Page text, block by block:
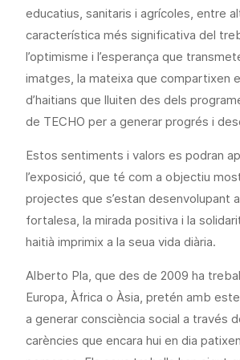
educatius, sanitaris i agrícoles, entre
característica més significativa del
l’optimisme i l’esperança que
imatges, la mateixa que compartixen
d’haitians que lluiten des dels
de TECHO per a generar progrés i
Estos sentiments i valors es podran
l’exposició, que té com a objectiu
projectes que s’estan desenvolupant
fortalesa, la mirada positiva i la
haitià imprimix a la seua vida diària.
Alberto Pla, que des de 2009 ha
Europa, Àfrica o Àsia, pretén amb
a generar consciència social a través
carències que encara hui en dia